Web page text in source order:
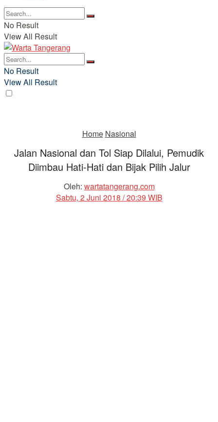
No Result
View All Result
No Result
View All Result
Home Nasional
Jalan Nasional dan Tol Siap Dilalui, Pemudik
Diimbau Hati-Hati dan Bijak Pilih Jalur
Oleh: wartatangerang.com
Sabtu, 2 Juni 2018 / 20:39 WIB